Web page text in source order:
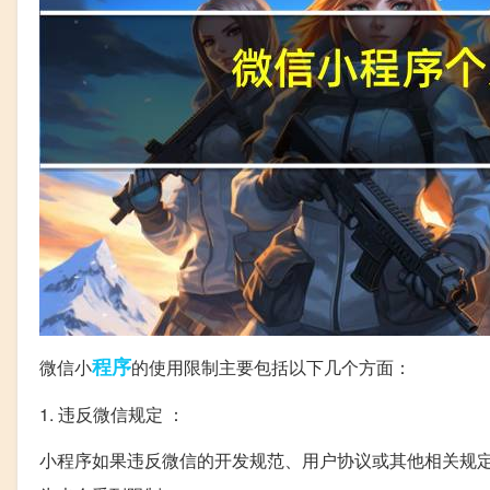
微信小程序的使用限制主要包括以下几个方面：
1. 违反微信规定 ：
小程序如果违反微信的开发规范、用户协议或其他相关